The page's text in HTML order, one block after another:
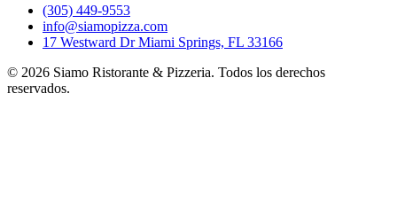
(305) 449-9553
info@siamopizza.com
17 Westward Dr Miami Springs, FL 33166
© 2026 Siamo Ristorante & Pizzeria. Todos los derechos
reservados.